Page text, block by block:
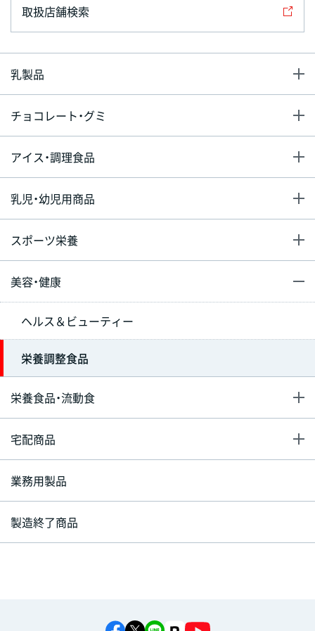
取扱店舗検索
乳製品
チョコレート・グミ
アイス・調理食品
乳児・幼児用商品
スポーツ栄養
美容・健康
ヘルス＆ビューティー
栄養調整食品
栄養食品・流動食
宅配商品
業務用製品
製造終了商品